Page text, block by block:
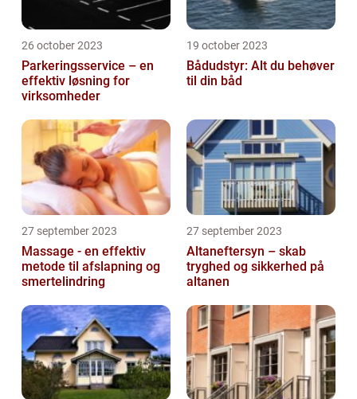
26 october 2023
Parkeringsservice – en
effektiv løsning for
virksomheder
19 october 2023
Bådudstyr: Alt du behøver
til din båd
27 september 2023
Massage - en effektiv
metode til afslapning og
smertelindring
27 september 2023
Altaneftersyn – skab
tryghed og sikkerhed på
altanen